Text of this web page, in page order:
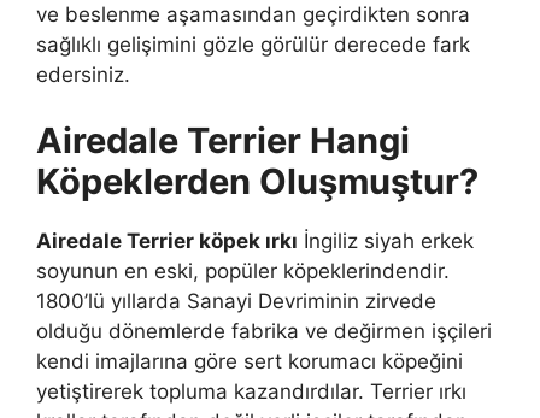
ve beslenme aşamasından geçirdikten sonra
sağlıklı gelişimini gözle görülür derecede fark
edersiniz.
Airedale Terrier Hangi
Köpeklerden Oluşmuştur?
Airedale Terrier köpek ırkı İngiliz siyah erkek
soyunun en eski, popüler köpeklerindendir.
1800’lü yıllarda Sanayi Devriminin zirvede
olduğu dönemlerde fabrika ve değirmen işçileri
kendi imajlarına göre sert korumacı köpeğini
yetiştirerek topluma kazandırdılar. Terrier ırkı